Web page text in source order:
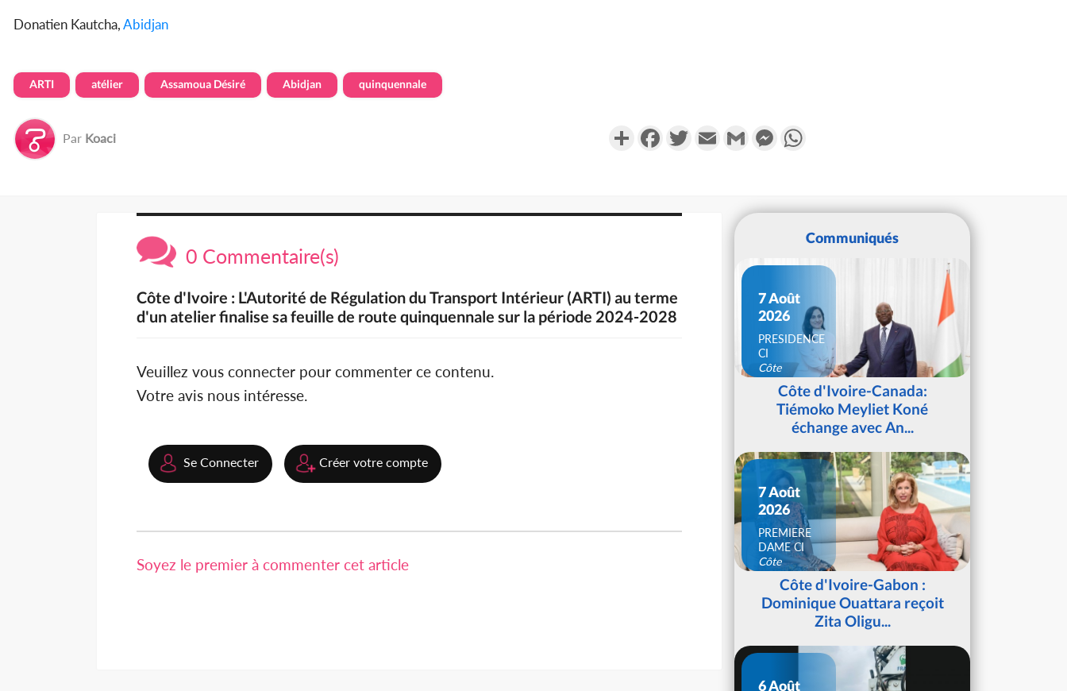
Donatien Kautcha,Abidjan
ARTI atélier Assamoua Désiré Abidjan quinquennale
Par Koaci PartagerFacebookTwitterEmail Gmail Messenger
0 Commentaire(s)
Côte d'Ivoire : L'Autorité de Régulation du Transport Intérieur (ARTI) au terme
d'un atelier finalise sa feuille de route quinquennale sur la période 2024-2028
Veuillez vous connecter pour commenter ce contenu.
Votre avis nous intéresse.
Se Connecter Créer votre compte
Soyez le premier à commenter cet article
Communiqués
7 Août
2026
PRESIDENCE
CI
Côte
d'IvoireCôte d'Ivoire-Canada:
Tiémoko Meyliet Koné
échange avec An...
7 Août
2026
PREMIERE
DAME CI
Côte
d'IvoireCôte d'Ivoire-Gabon :
Dominique Ouattara reçoit
Zita Oligu...
6 Août